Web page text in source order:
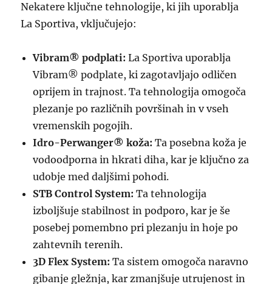
Nekatere ključne tehnologije, ki jih uporablja
La Sportiva, vključujejo:
Vibram® podplati: La Sportiva uporablja
Vibram® podplate, ki zagotavljajo odličen
oprijem in trajnost. Ta tehnologija omogoča
plezanje po različnih površinah in v vseh
vremenskih pogojih.
Idro-Perwanger® koža: Ta posebna koža je
vodoodporna in hkrati diha, kar je ključno za
udobje med daljšimi pohodi.
STB Control System: Ta tehnologija
izboljšuje stabilnost in podporo, kar je še
posebej pomembno pri plezanju in hoje po
zahtevnih terenih.
3D Flex System: Ta sistem omogoča naravno
gibanje gležnja, kar zmanjšuje utrujenost in